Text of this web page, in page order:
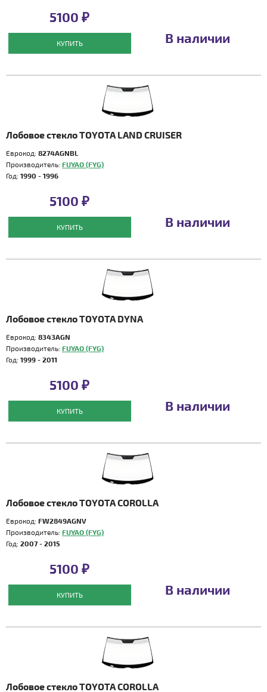
5100 ₽
КУПИТЬ В наличии
Лобовое стекло TOYOTA LAND CRUISER
Еврокод: 8274AGNBL
Производитель: FUYAO (FYG)
Год: 1990 - 1996
5100 ₽
КУПИТЬ В наличии
Лобовое стекло TOYOTA DYNA
Еврокод: 8343AGN
Производитель: FUYAO (FYG)
Год: 1999 - 2011
5100 ₽
КУПИТЬ В наличии
Лобовое стекло TOYOTA COROLLA
Еврокод: FW2849AGNV
Производитель: FUYAO (FYG)
Год: 2007 - 2015
5100 ₽
КУПИТЬ В наличии
Лобовое стекло TOYOTA COROLLA